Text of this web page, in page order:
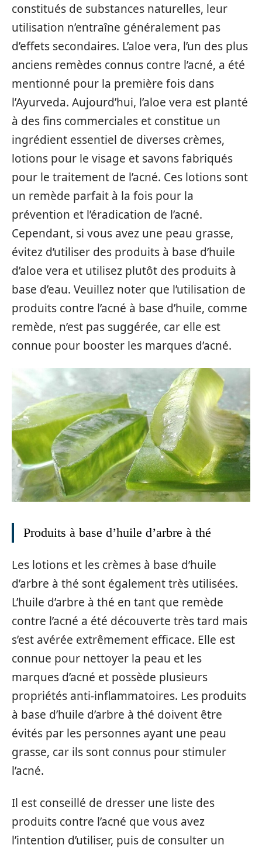
constitués de substances naturelles, leur
utilisation n’entraîne généralement pas
d’effets secondaires. L’aloe vera, l’un des plus
anciens remèdes connus contre l’acné, a été
mentionné pour la première fois dans
l’Ayurveda. Aujourd’hui, l’aloe vera est planté
à des fins commerciales et constitue un
ingrédient essentiel de diverses crèmes,
lotions pour le visage et savons fabriqués
pour le traitement de l’acné. Ces lotions sont
un remède parfait à la fois pour la
prévention et l’éradication de l’acné.
Cependant, si vous avez une peau grasse,
évitez d’utiliser des produits à base d’huile
d’aloe vera et utilisez plutôt des produits à
base d’eau. Veuillez noter que l’utilisation de
produits contre l’acné à base d’huile, comme
remède, n’est pas suggérée, car elle est
connue pour booster les marques d’acné.
Produits à base d’huile d’arbre à thé
Les lotions et les crèmes à base d’huile
d’arbre à thé sont également très utilisées.
L’huile d’arbre à thé en tant que remède
contre l’acné a été découverte très tard mais
s’est avérée extrêmement efficace. Elle est
connue pour nettoyer la peau et les
marques d’acné et possède plusieurs
propriétés anti-inflammatoires. Les produits
à base d’huile d’arbre à thé doivent être
évités par les personnes ayant une peau
grasse, car ils sont connus pour stimuler
l’acné.
Il est conseillé de dresser une liste des
produits contre l’acné que vous avez
l’intention d’utiliser, puis de consulter un